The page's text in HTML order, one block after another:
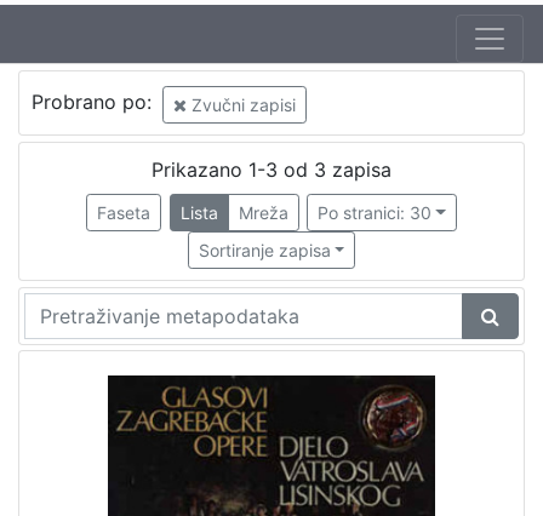
Autor
Zajc, Ivan, ml. (03. 08. 1832. – 16. 12. 1914.)
Pollak, Irma
1
2
Izdavač
Knjižnice grada Zagreba
Probrano po: Zvučni zapisi
Prikazano 1-3 od 3 zapisa
Faseta Lista Mreža
Po stranici: 30
Sortiranje zapisa